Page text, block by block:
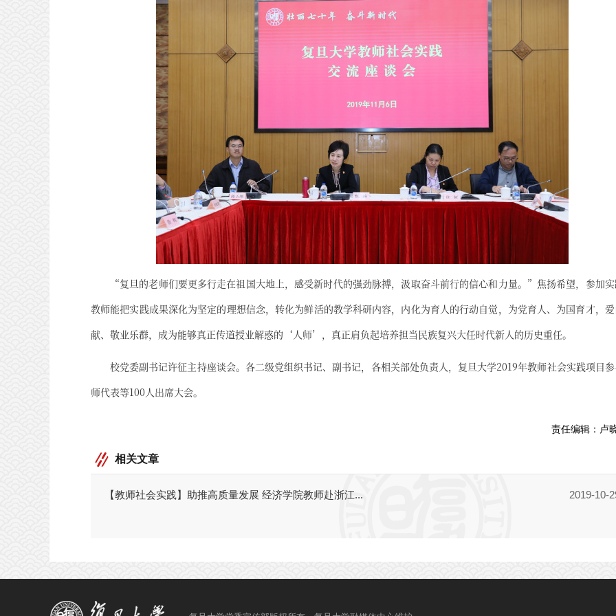
“复旦的老师们要更多行走在祖国大地上，感受新时代的强劲脉搏，汲取奋斗前行的信心和力量。”焦扬希望，参加
教师能把实践成果深化为坚定的理想信念，转化为鲜活的教学科研内容，内化为育人的行动自觉，为党育人、为国育才，
献、敬业乐群，成为能够真正传道授业解惑的‘人师’，真正肩负起培养担当民族复兴大任时代新人的历史重任。
校党委副书记许征主持座谈会。各二级党组织书记、副书记，各相关部处负责人，复旦大学2019年教师社会实践项目
师代表等100人出席大会。
责任编辑： 卢
相关文章